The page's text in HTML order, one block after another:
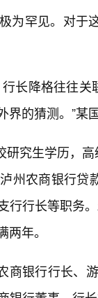
为罕见。对于
长降格往往
界的猜测。”
研究生学历，
州农商银行
行行长等职务
年。
商银行行长、